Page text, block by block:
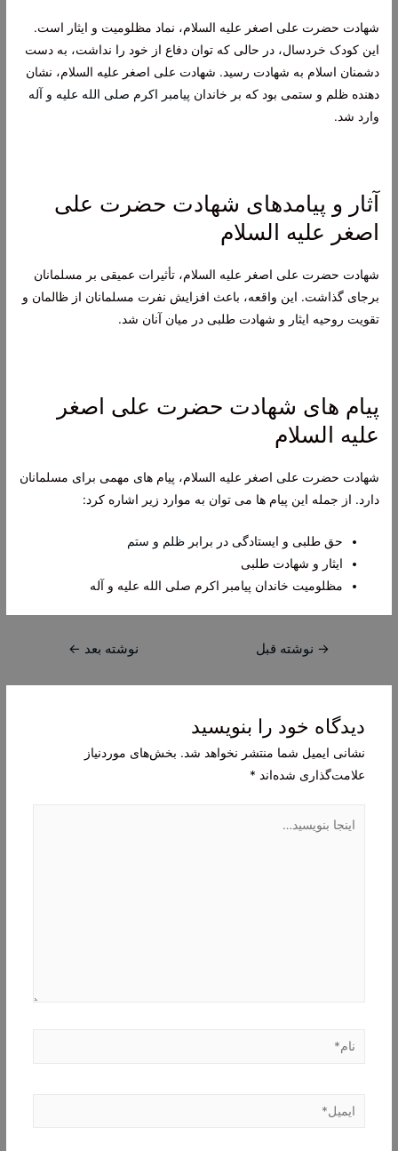
شهادت حضرت علی اصغر علیه السلام، نماد مظلومیت و ایثار است.
این کودک خردسال، در حالی که توان دفاع از خود را نداشت، به دست
دشمنان اسلام به شهادت رسید. شهادت علی اصغر علیه السلام، نشان
دهنده ظلم و ستمی بود که بر خاندان پیامبر اکرم صلی الله علیه و آله
وارد شد.
آثار و پیامدهای شهادت حضرت علی
اصغر علیه السلام
شهادت حضرت علی اصغر علیه السلام، تأثیرات عمیقی بر مسلمانان
برجای گذاشت. این واقعه، باعث افزایش نفرت مسلمانان از ظالمان و
تقویت روحیه ایثار و شهادت طلبی در میان آنان شد.
پیام های شهادت حضرت علی اصغر
علیه السلام
شهادت حضرت علی اصغر علیه السلام، پیام های مهمی برای مسلمانان
دارد. از جمله این پیام ها می توان به موارد زیر اشاره کرد:
حق طلبی و ایستادگی در برابرظلم و ستم
ایثار و شهادت طلبی
مظلومیت خاندان پیامبر اکرم صلی الله علیه و آله
راهبری
→ نوشته قبل نوشته بعد ←
دیدگاه‌ خود را بنویسید
نشانی ایمیل شما منتشر نخواهد شد. بخش‌های موردنیاز
علامت‌گذاری شده‌اند *
بنویسید…
نام*
ایمیل*